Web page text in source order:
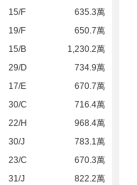
15/F
635.3萬
19/F
650.7萬
15/B
1,230.2萬
29/D
734.9萬
17/E
670.7萬
30/C
716.4萬
22/H
968.4萬
30/J
783.1萬
23/C
670.3萬
31/J
822.2萬